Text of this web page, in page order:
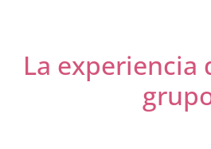
La experiencia